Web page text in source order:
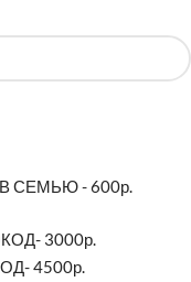
СЕМЬЮ - 600р.
3000р.
4500р.